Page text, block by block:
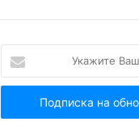
Ваш
Email...